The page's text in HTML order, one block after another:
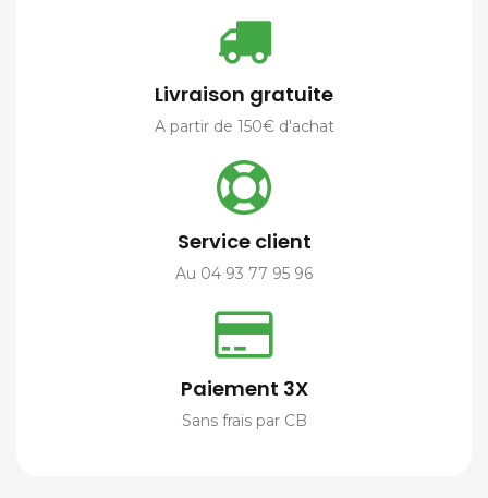
Livraison gratuite
A partir de 150€ d'achat
Service client
Au 04 93 77 95 96
Paiement 3X
Sans frais par CB